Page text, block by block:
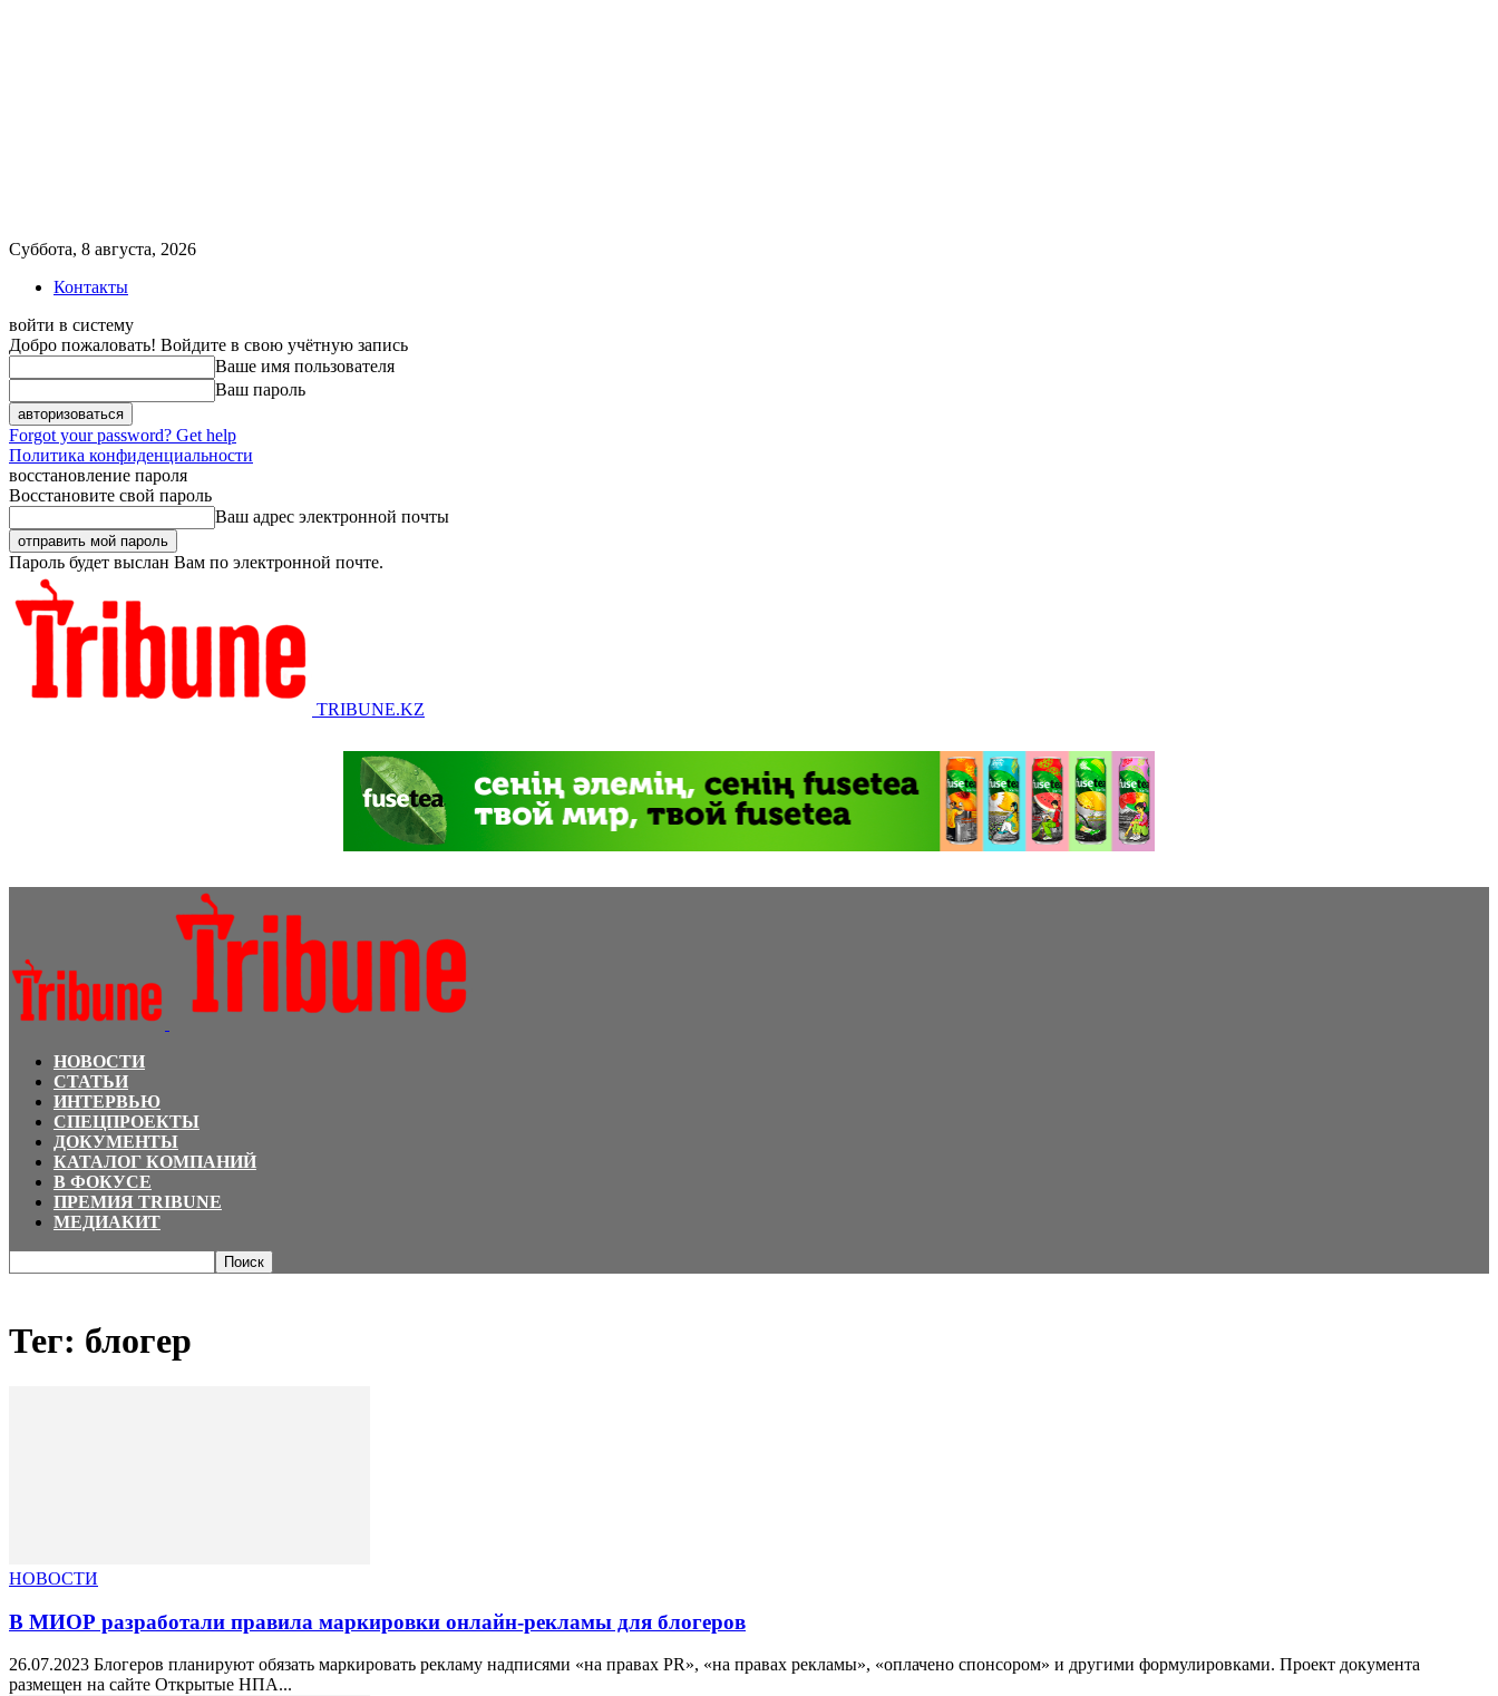
Суббота, 8 августа, 2026
Контакты
войти в систему
Добро пожаловать! Войдите в свою учётную запись
Ваше имя пользователя
Ваш пароль
Forgot your password? Get help
Политика конфиденциальности
восстановление пароля
Восстановите свой пароль
Ваш адрес электронной почты
Пароль будет выслан Вам по электронной почте.
TRIBUNE.KZ
НОВОСТИ
СТАТЬИ
ИНТЕРВЬЮ
СПЕЦПРОЕКТЫ
ДОКУМЕНТЫ
КАТАЛОГ КОМПАНИЙ
В ФОКУСЕ
ПРЕМИЯ TRIBUNE
МЕДИАКИТ
Тег: блогер
НОВОСТИ
В МИОР разработали правила маркировки онлайн-рекламы для блогеров
26.07.2023 Блогеров планируют обязать маркировать рекламу надписями «на правах PR», «на правах рекламы», «оплачено спонсором» и другими формулировками. Проект документа
размещен на сайте Открытые НПА...